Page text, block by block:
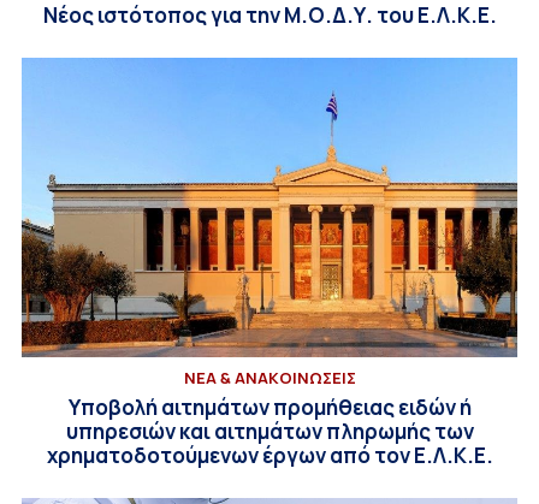
Νέος ιστότοπος για την Μ.Ο.Δ.Υ. του Ε.Λ.Κ.Ε.
ΝΕΑ & ΑΝΑΚΟΙΝΩΣΕΙΣ
Υποβολή αιτημάτων προμήθειας ειδών ή
υπηρεσιών και αιτημάτων πληρωμής των
χρηματοδοτούμενων έργων από τον Ε.Λ.Κ.Ε.